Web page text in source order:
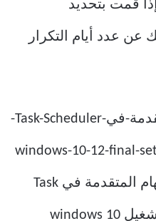
قمت بتحديد
عن عدد أيام التكرار